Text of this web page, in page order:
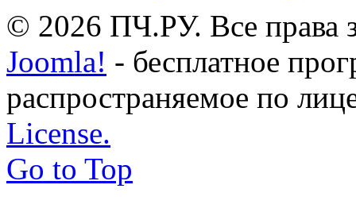
© 2026 ПЧ.РУ. Все права
Joomla! - бесплатное
распространяемое по
License.
Go to Top